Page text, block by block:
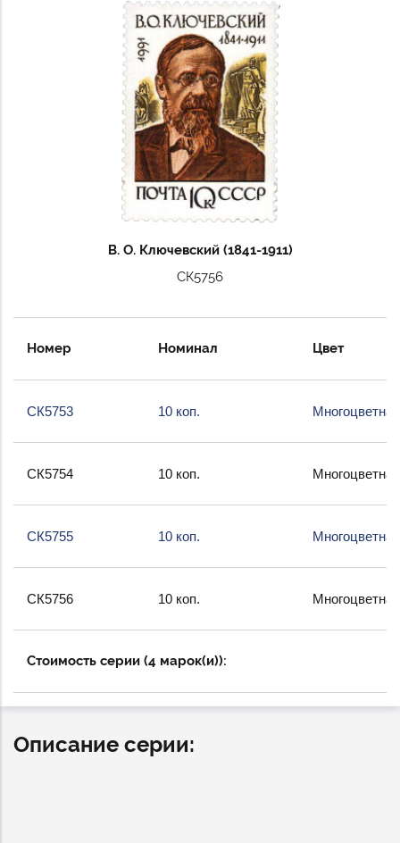
В. О. Ключевский (1841-1911)
СК5756
Номер Номинал Цвет
СК5753 10 коп. Многоцветная
СК5754 10 коп. Многоцветная
СК5755 10 коп. Многоцветная
СК5756 10 коп. Многоцветная
Стоимость серии (4 марок(и)):
Описание серии: